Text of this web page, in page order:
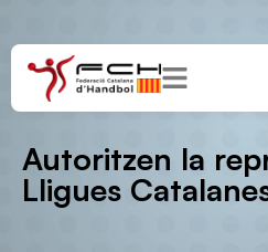
Autoritzen la
Lligues